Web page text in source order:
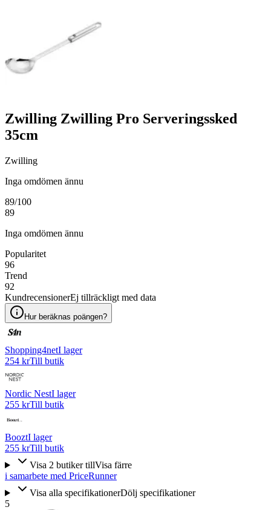
Zwilling Zwilling Pro Serveringssked
35cm
Zwilling
Inga omdömen ännu
89/100
89
Inga omdömen ännu
Popularitet
96
Trend
92
KundrecensionerEj tillräckligt med data
Hur beräknas poängen?
Shopping4netI lager
254 krTill butik
Nordic NestI lager
255 krTill butik
BooztI lager
255 krTill butik
Visa 2 butiker tillVisa färre
i samarbete med PriceRunner
Visa alla specifikationerDölj specifikationer
5